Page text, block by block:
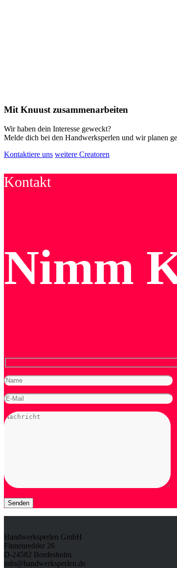
Mit Knuust zusammenarbeiten
Wir haben dein Interesse geweckt?
Melde dich bei den Handwerksperlen und wir planen
Kontaktiere uns weitere Creatoren
Kontakt
Nimm
Handwerksperlen GmbH
Finnenredder 26
D-24582 Bordesholm
info@handwerksperlen.de